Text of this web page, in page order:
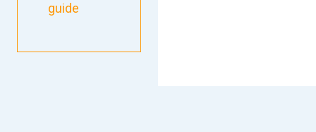
guide